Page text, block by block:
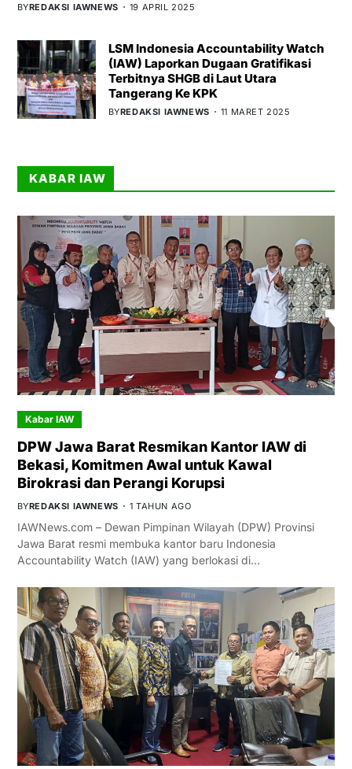
BYREDAKSI IAWNEWS 19 APRIL 2025
LSM Indonesia Accountability Watch
(IAW) Laporkan Dugaan Gratifikasi
Terbitnya SHGB di Laut Utara
Tangerang Ke KPK
BYREDAKSI IAWNEWS 11 MARET 2025
KABAR IAW
Kabar IAW
DPW Jawa Barat Resmikan Kantor IAW di
Bekasi, Komitmen Awal untuk Kawal
Birokrasi dan Perangi Korupsi
BYREDAKSI IAWNEWS 1 TAHUN AGO
IAWNews.com – Dewan Pimpinan Wilayah (DPW) Provinsi
Jawa Barat resmi membuka kantor baru Indonesia
Accountability Watch (IAW) yang berlokasi di…